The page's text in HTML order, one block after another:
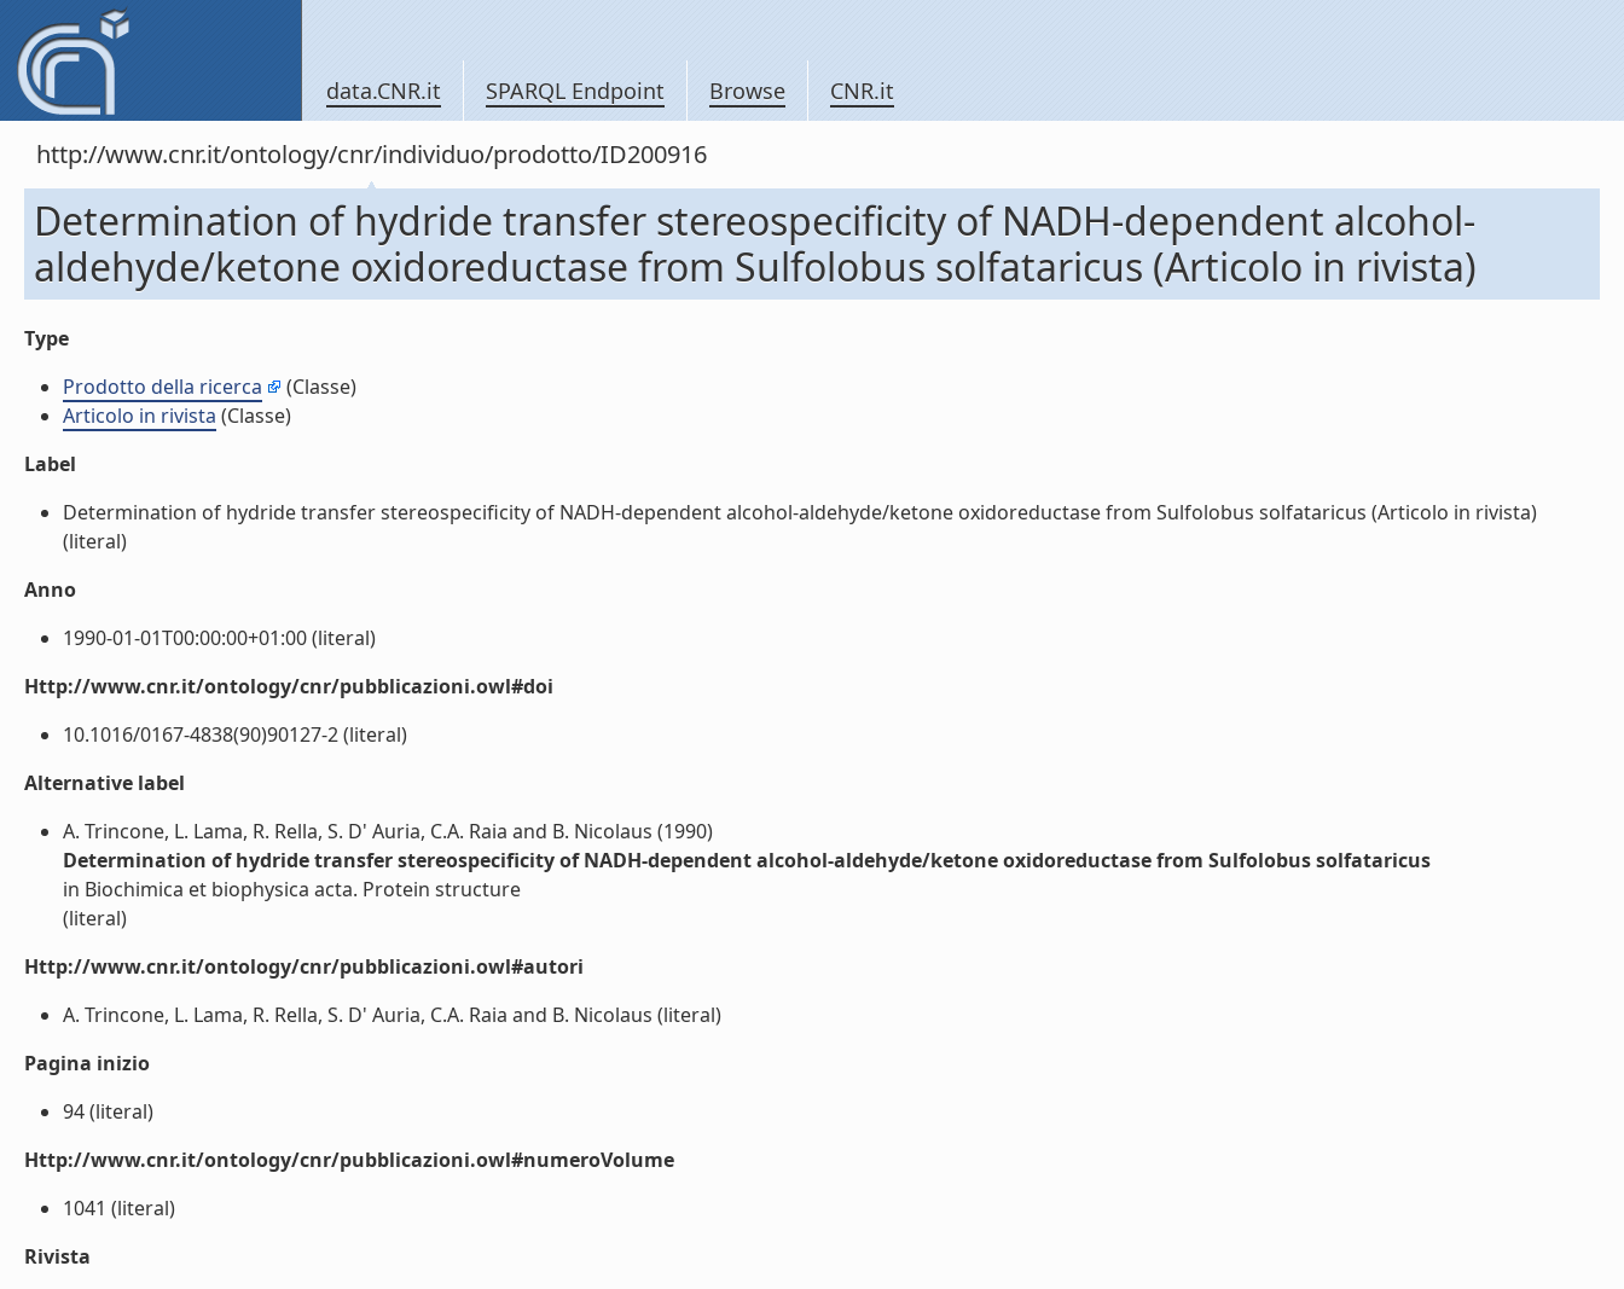
data.CNR.it SPARQL Endpoint Browse CNR.it
http://www.cnr.it/ontology/cnr/individuo/prodotto/ID200916
Determination of hydride transfer stereospecificity of NADH-dependent alcohol-
aldehyde/ketone oxidoreductase from Sulfolobus solfataricus (Articolo in rivista)
Type
Prodotto della ricerca
(Classe)
Articolo in rivista (Classe)
Label
Determination of hydride transfer stereospecificity of NADH-dependent alcohol-aldehyde/ketone oxidoreductase from Sulfolobus solfataricus (Articolo in rivista)
(literal)
Anno
1990-01-01T00:00:00+01:00 (literal)
Http://www.cnr.it/ontology/cnr/pubblicazioni.owl#doi
10.1016/0167-4838(90)90127-2 (literal)
Alternative label
A. Trincone, L. Lama, R. Rella, S. D' Auria, C.A. Raia and B. Nicolaus (1990)
Determination of hydride transfer stereospecificity of NADH-dependent alcohol-aldehyde/ketone oxidoreductase from Sulfolobus solfataricus
in Biochimica et biophysica acta. Protein structure
(literal)
Http://www.cnr.it/ontology/cnr/pubblicazioni.owl#autori
A. Trincone, L. Lama, R. Rella, S. D' Auria, C.A. Raia and B. Nicolaus (literal)
Pagina inizio
94 (literal)
Http://www.cnr.it/ontology/cnr/pubblicazioni.owl#numeroVolume
1041 (literal)
Rivista